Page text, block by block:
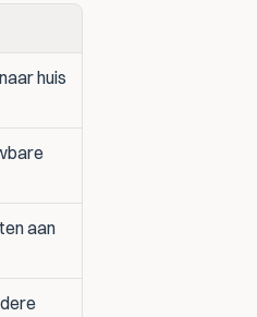
huis
aan